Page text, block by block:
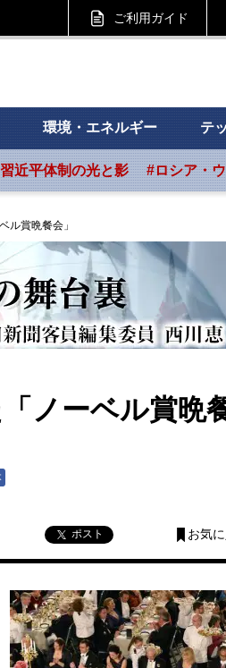
ご利用ガイド
イト
環境・エネルギー テ
近平体制の光と影 #ロシア・
ル賞晩餐会」
ノーベル賞晩
ポスト お気